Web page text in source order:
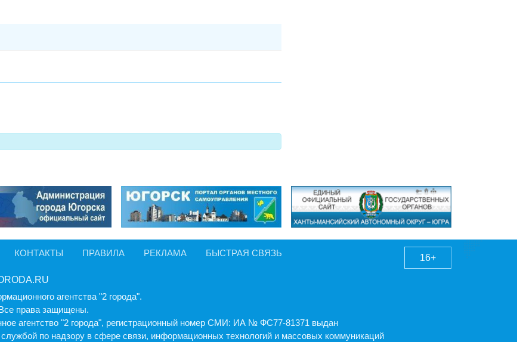
КОНТАКТЫ ПРАВИЛА РЕКЛАМА БЫСТРАЯ СВЯЗЬ
агентства "2 города".
права защищены.
агентство "2 города", регистрационный номер СМИ: ИА № ФС77-81371 выдан
по надзору в сфере связи, информационных технологий и массовых коммуникаций
16+